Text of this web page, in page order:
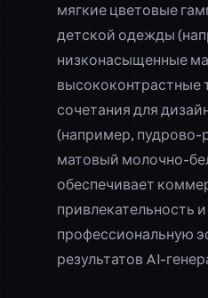
мягкие цветовые
детской одежды
низконасыщенные
высококонтрастные
сочетания для
(например,
матовый молочно-
обеспечивает
привлекательность и
профессиональную
результатов AI-